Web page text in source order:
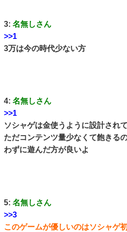
3: 名無しさん
>>1
3万は今の時代少ない方
4: 名無しさん
>>1
ソシャゲは金使うように設計され
ただコンテンツ量少なくて飽きる
わずに遊んだ方が良いよ
5: 名無しさん
>>3
このゲームが優しいのはソシャゲ